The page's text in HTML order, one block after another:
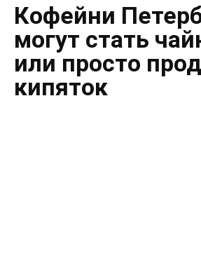
Кофейни
могут стать
или просто
кипяток